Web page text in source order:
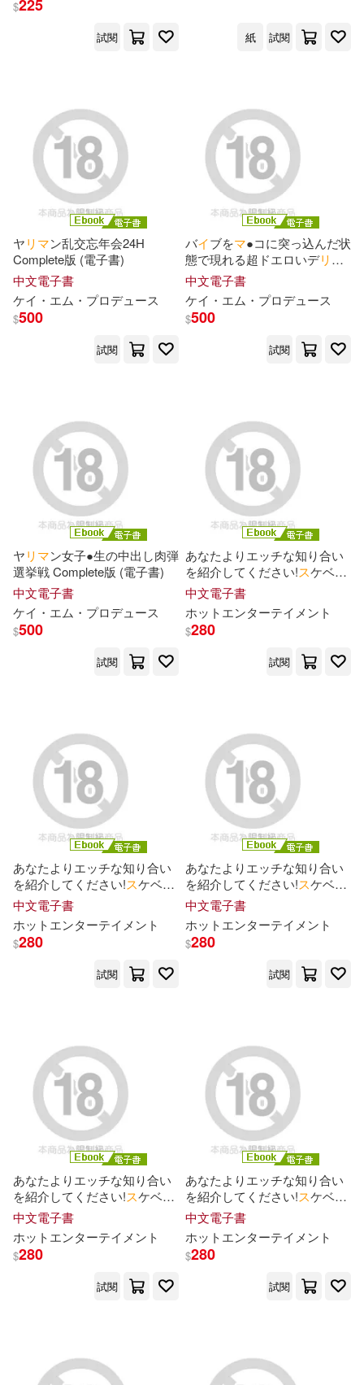
イアン・ブレマー(1)
ウジチャンマン(1)
オーマンズリーダス(1)
カネツキマサト(1)
カムカムぴゅっ！(1)
キリエあやめ(1)
コミックバベル編集部(1)
ジェームズ・ホフマン(1)
ジェームズ・リッチマン(1)
ジム・ロジャーズ(等)(1)
ソフィア・ノリーン・アフマド(1)
タライ和治(1)
トップマーシャル(1)
トマリ(1) ドウモウ(1)
ナスムスビム(1)
ナターシャ・ニース(1)
ハレガマ(1)
バンダイナムコエンターテインメ
パイレーツキャット(1)
ピリオデストラクション(1)
フィリップ・Ｎ・モーゼズ(1)
ペータ・ジェンセン(1)
$225
試閱 紙 試閱
ヤリ マン乱交忘年会24H
Complete版 (電子書)
中文電子書
ケイ ・エム・プロデュ ース
$500
試閱
バイブをマ●コに突っ込んだ状
態で現れる超ドエロいデリ ヘ
ル Complete版 (電子書)
中文電子書
ケイ ・エム・プロデュ ース
$500
試閱
ヤリ マン女子●生の中出し肉弾
選挙戦 Complete版 (電子書)
中文電子書
ケイ ・エム・プロデュ ース
$500
試閱
あなたよりエッチな知り合い
を紹介してください!スケベな
子の友達はヤ
が見ても何度ヤってもエロい
“すべらない女子”をハメ倒す!
Episode.04 (電子書)
中文電子書
ホットエンターテイ メント
$280
試閱
あなたよりエッチな知り合い
を紹介してください!スケベな
子の友達はヤ
が見ても何度ヤってもエロい
“すべらない女子”をハメ倒す!
Episode.05 (電子書)
中文電子書
ホットエンターテイ メント
$280
試閱
あなたよりエッチな知り合い
を紹介してください!スケベな
子の友達はヤ
が見ても何度ヤってもエロい
“すべらない女子”をハメ倒す!
Episode.02 (電子書)
中文電子書
ホットエンターテイ メント
$280
試閱
あなたよりエッチな知り合い
を紹介してください!スケベな
子の友達はヤ
が見ても何度ヤってもエロい
“すべらない女子”をハメ倒す!
Episode.01 (電子書)
中文電子書
ホットエンターテイ メント
$280
試閱
あなたよりエッチな知り合い
を紹介してください!スケベな
子の友達はヤ
が見ても何度ヤってもエロい
“すべらない女子”をハメ倒す!
Episode.03 (電子書)
中文電子書
ホットエンターテイ メント
$280
試閱